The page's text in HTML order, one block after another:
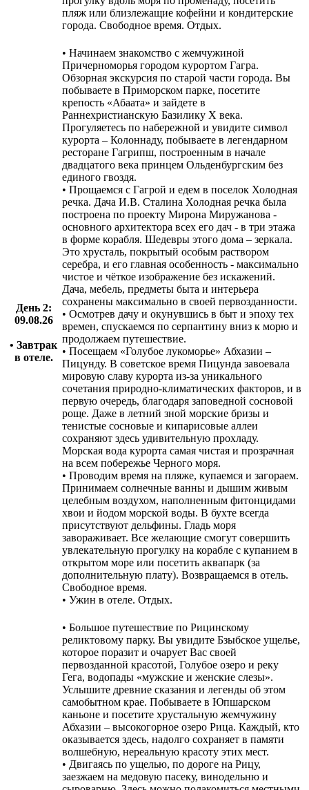
пляж или близлежащие кофейни и кондитерские
города. Свободное время. Отдых.
День 2:
09.08.26
• Завтрак
в отеле.
• Начинаем знакомство с жемчужиной
Причерноморья городом курортом Гагра.
Обзорная экскурсия по старой части города. Вы
побываете в Приморском парке, посетите
крепость «Абаата» и зайдете в
Раннехристианскую Базилику Х века.
Прогуляетесь по набережной и увидите символ
курорта – Колоннаду, побываете в легендарном
ресторане Гагрипш, построенным в начале
двадцатого века принцем Ольденбургским без
единого гвоздя.
• Прощаемся с Гагрой и едем в поселок Холодная
речка. Дача И.В. Сталина Холодная речка была
построена по проекту Мирона Миружанова -
основного архитектора всех его дач - в три этажа
в форме корабля. Шедевры этого дома – зеркала.
Это хрусталь, покрытый особым раствором
серебра, и его главная особенность - максимально
чистое и чёткое изображение без искажений.
Дача, мебель, предметы быта и интерьера
сохранены максимально в своей первозданности.
• Осмотрев дачу и окунувшись в быт и эпоху тех
времен, спускаемся по серпантину вниз к морю и
продолжаем путешествие.
• Посещаем «Голубое лукоморье» Абхазии –
Пицунду. В советское время Пицунда завоевала
мировую славу курорта из-за уникального
сочетания природно-климатических факторов, и в
первую очередь, благодаря заповедной сосновой
роще. Даже в летний зной морские бризы и
тенистые сосновые и кипарисовые аллеи
сохраняют здесь удивительную прохладу.
Морская вода курорта самая чистая и прозрачная
на всем побережье Черного моря.
• Проводим время на пляже, купаемся и загораем.
Принимаем солнечные ванны и дышим живым
целебным воздухом, наполненным фитонцидами
хвои и йодом морской воды. В бухте всегда
присутствуют дельфины. Гладь моря
завораживает. Все желающие смогут совершить
увлекательную прогулку на корабле с купанием в
открытом море или посетить аквапарк (за
дополнительную плату). Возвращаемся в отель.
Свободное время.
• Ужин в отеле. Отдых.
• Большое путешествие по Рицинскому
реликтовому парку. Вы увидите Бзыбское ущелье,
которое поразит и очарует Вас своей
первозданной красотой, Голубое озеро и реку
Гега, водопады «мужские и женские слезы».
Услышите древние сказания и легенды об этом
самобытном крае. Побываете в Юпшарском
каньоне и посетите хрустальную жемчужину
Абхазии – высокогорное озеро Рица. Каждый, кто
оказывается здесь, надолго сохраняет в памяти
волшебную, нереальную красоту этих мест.
• Двигаясь по ущелью, по дороге на Рицу,
заезжаем на медовую пасеку, винодельню и